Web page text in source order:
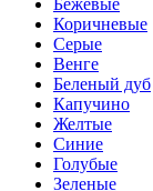
Бежевые
Коричневые
Серые
Венге
Беленый дуб
Капучино
Желтые
Синие
Голубые
Зеленые